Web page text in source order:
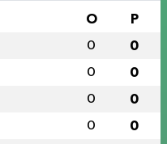
O P
0 0
0 0
0 0
0 0